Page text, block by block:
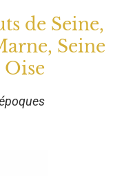
de Seine,
Seine
Oise